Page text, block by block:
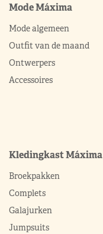
Mode Máxima
Mode algemeen
Outfit van de maand
Ontwerpers
Accessoires
Kledingkast Máxima
Broekpakken
Complets
Galajurken
Jumpsuits